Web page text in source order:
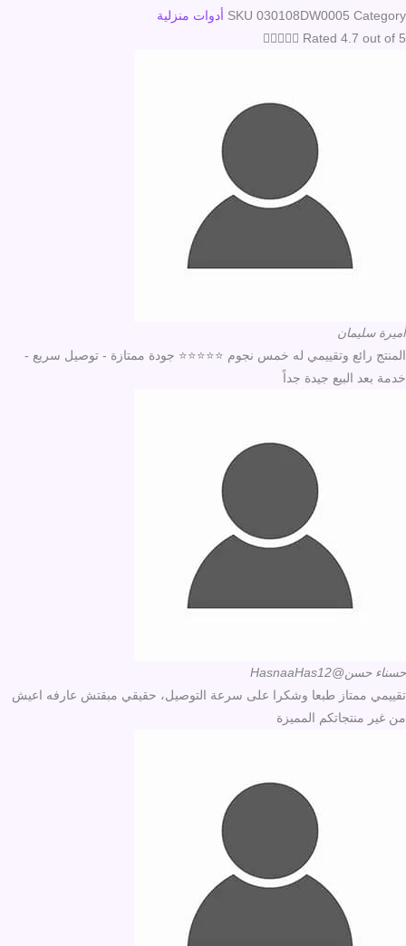
SKU 030108DW0005 Category
أدوات منزلية
     Rated 4.7 out of 5
أميرة سليمان
المنتج رائع وتقييمي له خمس نجوم ⭐⭐⭐⭐⭐ جودة ممتازة - توصيل سريع -
خدمة بعد البيع جيدة جداً
حسناء حسن@HasnaaHas12
تقييمي ممتاز طبعا وشكرا على سرعة التوصيل، حقيقي مبقتش عارفه اعيش
من غير منتجاتكم المميزة